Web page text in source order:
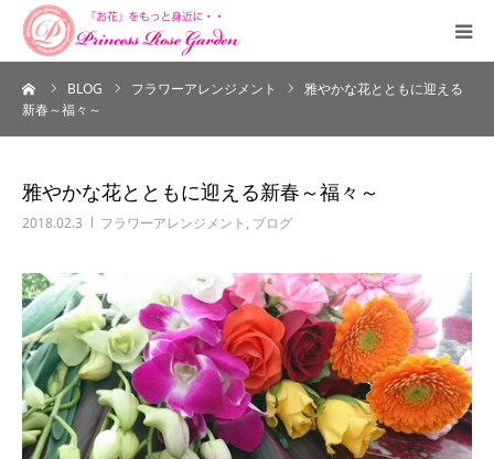
BLOG フラワーアレンジメント
雅やかな花とともに迎える
新春～福々～
雅やかな花とともに迎える新春～福々～
2018.02.3 フラワーアレンジメント , ブログ
HOME
SALON
COURSE
ORDERMADE
SHUCCHOU